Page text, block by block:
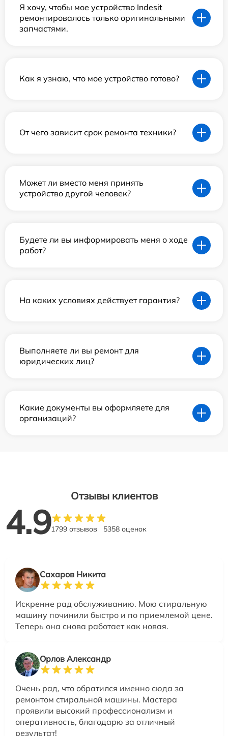
Я хочу, чтобы мое устройство Indesit
ремонтировалось только оригинальными
запчастями.
Как я узнаю, что мое устройство готово?
От чего зависит срок ремонта техники?
Может ли вместо меня принять
устройство другой человек?
Будете ли вы информировать меня о ходе
работ?
На каких условиях действует гарантия?
Выполняете ли вы ремонт для
юридических лиц?
Какие документы вы оформляете для
организаций?
Отзывы клиентов
4.91799 отзывов 5358 оценок
Сахаров Никита
Искренне рад обслуживанию. Мою стиральную
машину починили быстро и по приемлемой цене.
Теперь она снова работает как новая.
Орлов Александр
Очень рад, что обратился именно сюда за
ремонтом стиральной машины. Мастера
проявили высокий профессионализм и
оперативность, благодарю за отличный
результат!